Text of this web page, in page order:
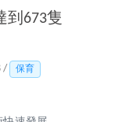
到673隻
/ 保育